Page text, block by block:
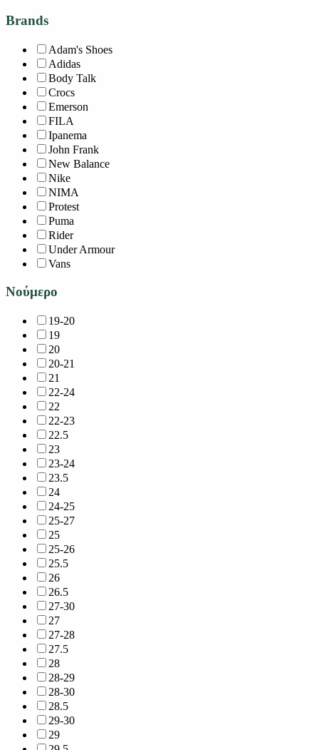
Brands
Adam's Shoes
Adidas
Body Talk
Crocs
Emerson
FILA
Ipanema
John Frank
New Balance
Nike
NIMA
Protest
Puma
Rider
Under Armour
Vans
Νούμερο
19-20
19
20
20-21
21
22-24
22
22-23
22.5
23
23-24
23.5
24
24-25
25-27
25
25-26
25.5
26
26.5
27-30
27
27-28
27.5
28
28-29
28-30
28.5
29-30
29